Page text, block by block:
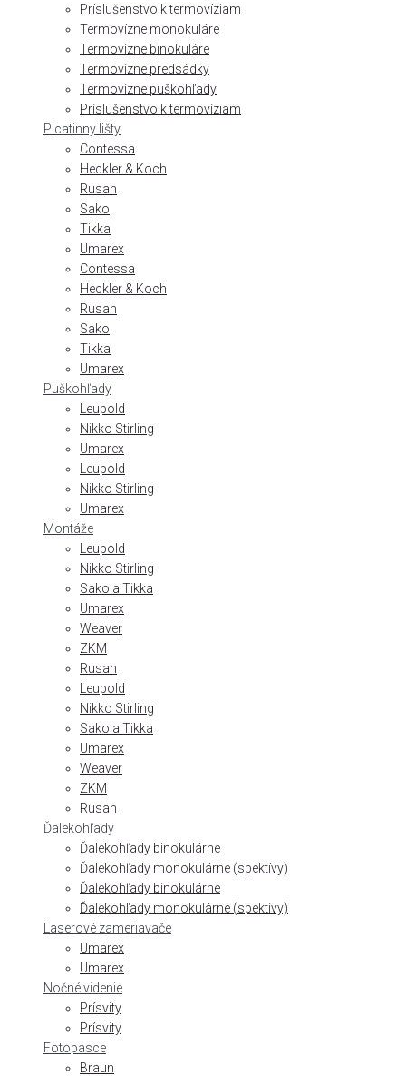
Príslušenstvo k termovíziam
Termovízne monokuláre
Termovízne binokuláre
Termovízne predsádky
Termovízne puškohľady
Príslušenstvo k termovíziam
Picatinny lišty
Contessa
Heckler & Koch
Rusan
Sako
Tikka
Umarex
Contessa
Heckler & Koch
Rusan
Sako
Tikka
Umarex
Puškohľady
Leupold
Nikko Stirling
Umarex
Leupold
Nikko Stirling
Umarex
Montáže
Leupold
Nikko Stirling
Sako a Tikka
Umarex
Weaver
ZKM
Rusan
Leupold
Nikko Stirling
Sako a Tikka
Umarex
Weaver
ZKM
Rusan
Ďalekohľady
Ďalekohľady binokulárne
Ďalekohľady monokulárne (spektívy)
Ďalekohľady binokulárne
Ďalekohľady monokulárne (spektívy)
Laserové zameriavače
Umarex
Umarex
Nočné videnie
Prísvity
Prísvity
Fotopasce
Braun